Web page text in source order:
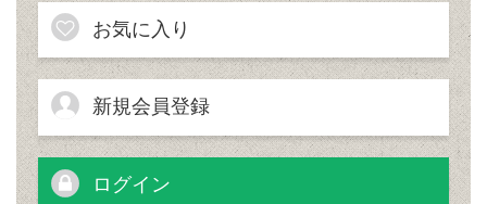
お気に入り
新規会員登録
ログイン